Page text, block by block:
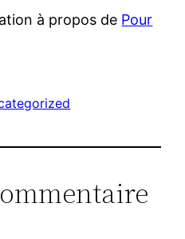
à propos de Pour